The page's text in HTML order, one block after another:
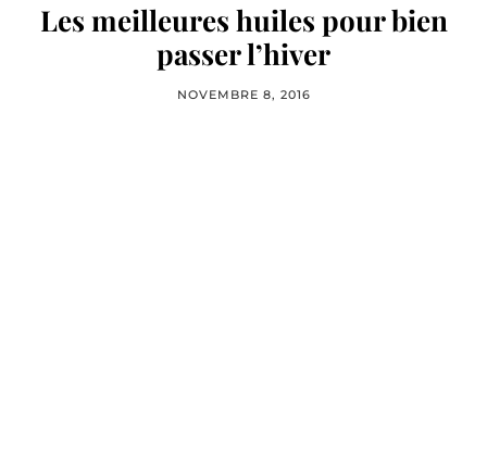
Les meilleures huiles pour bien
passer l’hiver
NOVEMBRE 8, 2016